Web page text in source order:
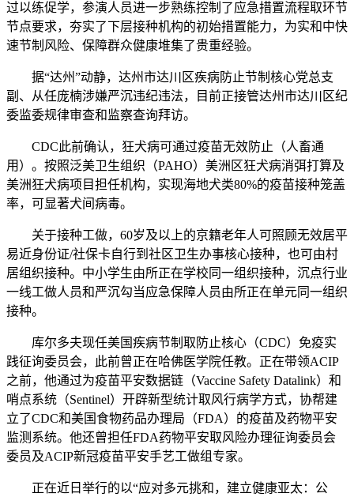
过以练促学，参演人员进一步熟练控制了应急措置流程取环节
节点要求，夯实了下层接种机构的初始措置能力，为实和中快
速节制风险、保障群众健康堆集了贵重经验。
据“达州”动静，达州市达川区疾病防止节制核心党总支
副、从任庞楠涉嫌严沉违纪违法，目前正接管达州市达川区纪
委监委规律审查和监察查询拜访。
CDC此前确认，狂犬病可通过疫苗无效防止（人畜通
用）。按照泛美卫生组织（PAHO）美洲区狂犬病消弭打算及
美洲狂犬病项目担任机构，实现海地犬类80%的疫苗接种笼盖
率，可显著犬间病毒。
关于接种工做，60岁及以上的京籍老年人可照顾无效居平
易近身份证/社保卡自行到社区卫生办事核心接种，也可由村
居组织接种。中小学生由所正在学校同一组织接种，沉点行业
一线工做人员和严沉勾当应急保障人员由所正在单元同一组织
接种。
库尔多夫现任美国疾病节制取防止核心（CDC）免疫实
践征询委员会，此前曾正在哈佛医学院任教。正在带领ACIP
之前，他通过为疫苗平安数据链（Vaccine Safety Datalink）和
哨点系统（Sentinel）开辟新型统计取风行病学方式，协帮建
立了CDC和美国食物药品办理局（FDA）的疫苗及药物平安
监测系统。他还曾担任FDA药物平安取风险办理征询委员会
委员及ACIP新冠疫苗平安手艺工做组专家。
正在近日举行的以“应对多元挑和，建立健康亚太：公